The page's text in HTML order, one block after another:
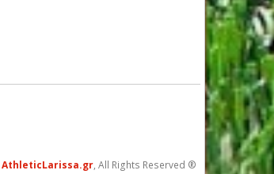
AthleticLarissa.gr, All Rights Reserved ®